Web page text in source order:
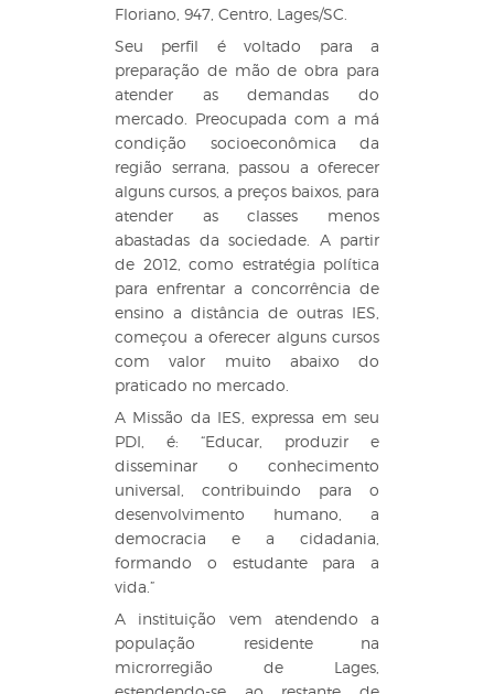
Floriano, 947, Centro, Lages/SC.
Seu perfil é voltado para a
preparação de mão de obra para
atender as demandas do
mercado. Preocupada com a má
condição socioeconômica da
região serrana, passou a oferecer
alguns cursos, a preços baixos, para
atender as classes menos
abastadas da sociedade. A partir
de 2012, como estratégia política
para enfrentar a concorrência de
ensino a distância de outras IES,
começou a oferecer alguns cursos
com valor muito abaixo do
praticado no mercado.
A Missão da IES, expressa em seu
PDI, é: “Educar, produzir e
disseminar o conhecimento
universal, contribuindo para o
desenvolvimento humano, a
democracia e a cidadania,
formando o estudante para a
vida.”
A instituição vem atendendo a
população residente na
microrregião de Lages,